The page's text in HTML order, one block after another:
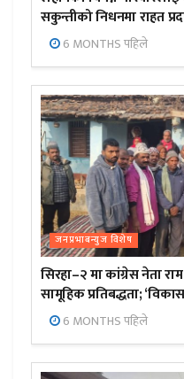
सकुन्तीको निधनमा राहत
6 MONTHS पहिले
जनप्रभाबन्युज विशेष
सिरहा–२ मा कांग्रेस नेता
सामूहिक प्रतिबद्धता;
6 MONTHS पहिले